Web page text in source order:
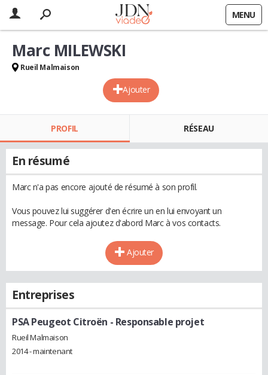
MENU
Ajouter
Marc MILEWSKI
Rueil Malmaison
PROFIL RÉSEAU
En résumé
Marc n'a pas encore ajouté de résumé à son profil.
Vous pouvez lui suggérer d'en écrire un en lui envoyant un
message. Pour cela ajoutez d'abord Marc à vos contacts.
Ajouter
Entreprises
PSA Peugeot Citroën - Responsable projet
Rueil Malmaison
2014 - maintenant